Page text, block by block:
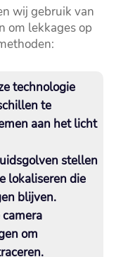
wij gebruik van
om lekkages op
technologie
te
aan het licht
stellen
lokaliseren die
blijven.​
om